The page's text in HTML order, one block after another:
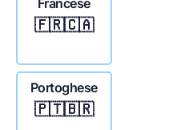
🇫🇷🇨🇦
Portoghese
🇵🇹🇧🇷